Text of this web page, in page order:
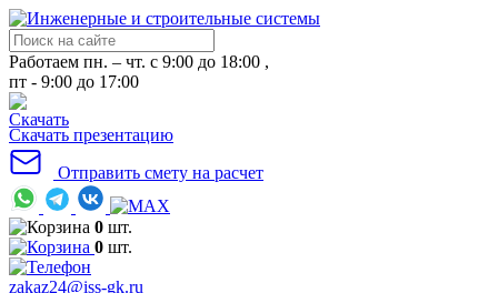
Работаем пн. – чт. с 9:00 до 18:00 ,
пт - 9:00 до 17:00
Скачать презентацию
Отправить смету на расчет
0 шт.
0 шт.
zakaz24@iss-gk.ru